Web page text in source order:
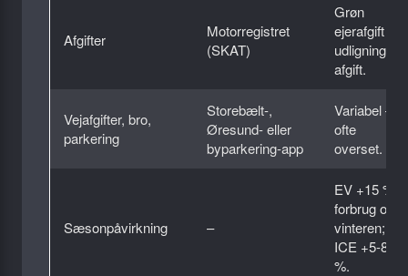
Afgifter
Motorregistret
(SKAT)
Grøn
ejerafgift /
udlignings­
afgift.
Vejafgifter, bro,
parkering
Storebælt-,
Øresund- eller
byparkering-app
Variabel –
ofte
overset.
Sæsonpåvirkning –
EV +15 %
forbrug om
vinteren;
ICE +5-8
%.